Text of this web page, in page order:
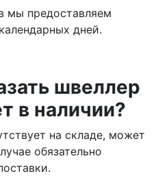
мы предоставляем
дней.
швеллер
в наличии?
на складе, может
обязательно